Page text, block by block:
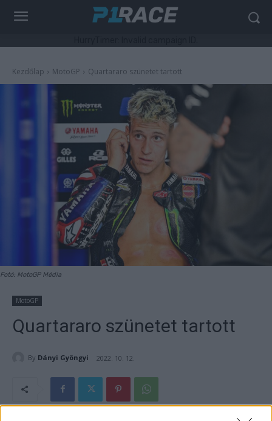
Kezdőlap MotoGP Quartararo szünetet tartott
Fotó: MotoGP Média
MotoGP
Quartararo szünetet tartott
By Dányi Gyöngyi 2022. 10. 12.